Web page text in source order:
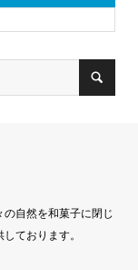
自然を和菓子に閉じ
ております。